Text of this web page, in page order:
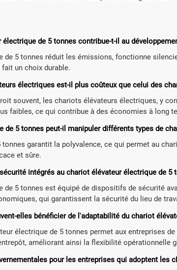
de 5 tonnes contribue-t-il au
de 5 tonnes réduit les émissions, fonctionne
un choix durable.
électriques est-il plus coûteux que celui des
souvent, les chariots élévateurs électriques, y
faibles, ce qui contribue à des économies à long
de 5 tonnes peut-il manipuler différents types de
garantit la polyvalence, ce qui permet au
et sûre.
intégrés au chariot élévateur électrique de 5
de 5 tonnes est équipé de dispositifs de sécurité
qui garantissent la sécurité du lieu de
elles bénéficier de l'adaptabilité du chariot
électrique de 5 tonnes permet aux entreprises
améliorant ainsi la flexibilité opérationnelle
pour les entreprises qui adoptent les